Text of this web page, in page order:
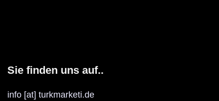
Sie finden uns auf..
info [at] turkmarketi.de